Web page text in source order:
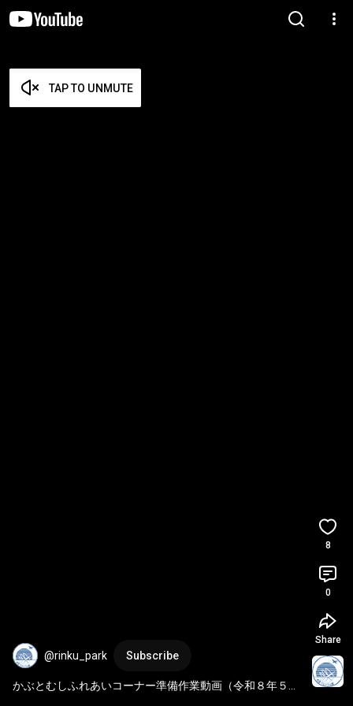
TAP TO UNMUTE
@rinku_park Subscribe
かぶとむしふれあいコーナー準備作業動画（令和８年５月
8
0
Share